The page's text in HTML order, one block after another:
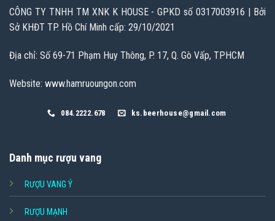
CÔNG TY TNHH TM XNK K HOUSE - GPKD số 0317003916 | Bởi
Sở KHĐT TP. Hồ Chí Minh cấp: 29/10/2021
Địa chỉ: Số 69-71 Phạm Huy Thông, P. 17, Q. Gò Vấp, TPHCM
Website: www.hamruoungon.com
084.2222.678 ks.beerhouse@gmail.com
Danh mục rượu vang
RƯỢU VANG Ý
RƯỢU MẠNH